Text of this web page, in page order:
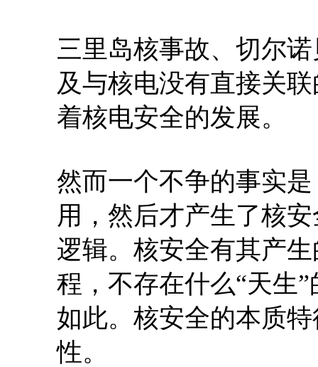
三里岛核事故、切尔
及与核电没有直接关
着核电安全的发展。
然而一个不争的事实
用，然后才产生了核
逻辑。核安全有其产
程，不存在什么“天生
如此。核安全的本质
性。